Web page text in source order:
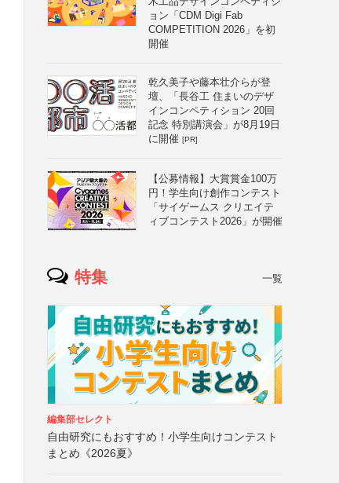
ョン「CDM Digi Fab
COMPETITION 2026」を初
開催
乾久美子や藤本壮介らが登
壇、「長谷工 住まいのデザ
インコンペティション 20回
記念 特別講演会」が8月19日
に開催 [PR]
【公募情報】大賞賞金100万
円！学生向け創作コンテスト
「サイゲームス クリエイテ
ィブコンテスト2026」が開催
特集 一覧
編集部セレクト
自由研究にもおすすめ！小学生向けコンテスト
まとめ《2026夏》